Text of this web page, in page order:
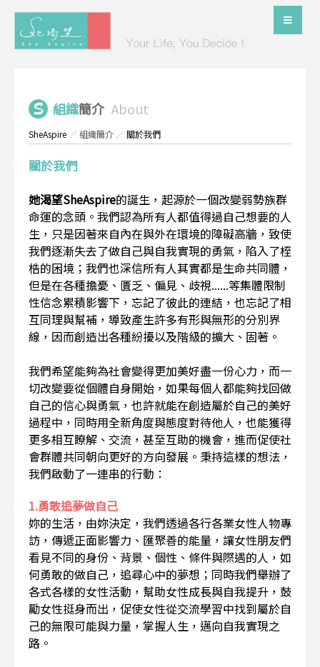
組織簡介 About
SheAspire ／組織簡介 ／關於我們
關於我們
她渴望SheAspire的誕生，起源於一個改變弱勢族群
命運的念頭。我們認為所有人都值得過自己想要的人
生，只是因著來自內在與外在環境的障礙高牆，致使
我們逐漸失去了做自己與自我實現的勇氣，陷入了桎
梏的困境；我們也深信所有人其實都是生命共同體，
但是在各種擔憂、匱乏、偏見、歧視......等集體限制
性信念累積影響下，忘記了彼此的連結，也忘記了相
互同理與幫補，導致產生許多有形與無形的分別界
線，因而創造出各種紛擾以及階級的擴大、固著。
我們希望能夠為社會變得更加美好盡一份心力，而一
切改變要從個體自身開始，如果每個人都能夠找回做
自己的信心與勇氣，也許就能在創造屬於自己的美好
過程中，同時用全新角度與態度對待他人，也能獲得
更多相互瞭解、交流，甚至互助的機會，進而促使社
會群體共同朝向更好的方向發展。秉持這樣的想法，
我們啟動了一連串的行動：
1.勇敢追夢做自己
妳的生活，由妳決定，我們透過各行各業女性人物專
訪，傳遞正面影響力、匯聚善的能量，讓女性朋友們
看見不同的身份、背景、個性、條件與際遇的人，如
何勇敢的做自己，追尋心中的夢想；同時我們舉辦了
各式各樣的女性活動，幫助女性成長與自我提升，鼓
勵女性挺身而出，促使女性從交流學習中找到屬於自
己的無限可能與力量，掌握人生，邁向自我實現之
路。